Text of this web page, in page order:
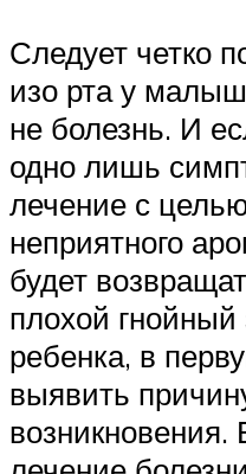
Следует четко
изо рта у
не болезнь. И
одно лишь
лечение с
неприятного
будет
плохой гнойный
ребенка, в
выявить
возникновения.